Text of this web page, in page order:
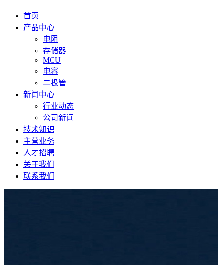
首页
产品中心
电阻
存储器
MCU
电容
二极管
新闻中心
行业动态
公司新闻
技术知识
主营业务
人才招聘
关于我们
联系我们